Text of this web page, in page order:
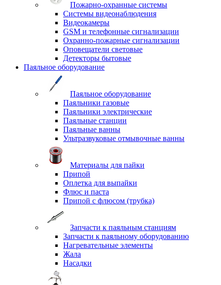
Пожарно-охранные системы
Системы видеонаблюдения
Видеокамеры
GSM и телефонные сигнализации
Охранно-пожарные сигнализации
Оповещатели световые
Детекторы бытовые
Паяльное оборудование
Паяльное оборудование
Паяльники газовые
Паяльники электрические
Паяльные станции
Паяльные ванны
Ультразвуковые отмывочные ванны
Материалы для пайки
Припой
Оплетка для выпайки
Флюс и паста
Припой с флюсом (трубка)
Запчасти к паяльным станциям
Запчасти к паяльному оборудованию
Нагревательные элементы
Жала
Насадки